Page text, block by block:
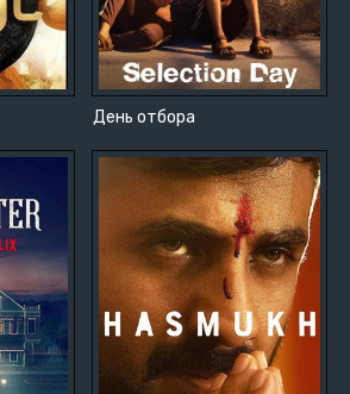
День отбора